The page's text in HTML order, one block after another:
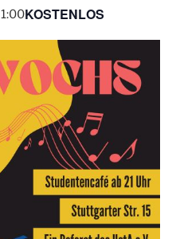
1:00KOSTENLOS